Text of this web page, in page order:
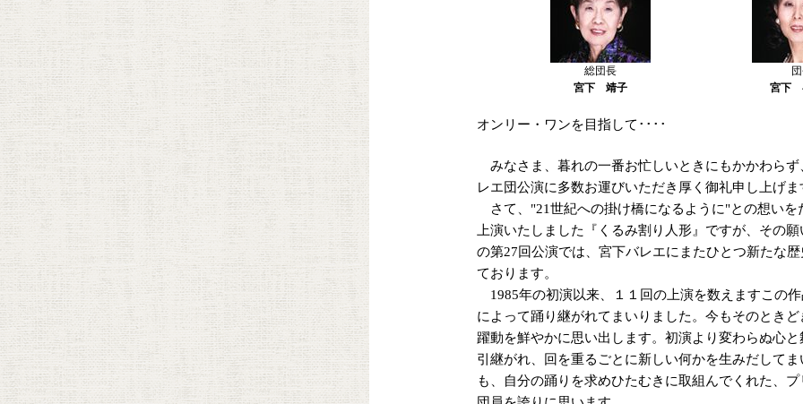
総団長
宮下 靖子
宮下
オンリー・ワンを目指して････
みなさま、暮れの一番お忙しいときにもかかわらず
レエ団公演に多数お運びいただき厚く御礼申し上げま
さて、"21世紀への掛け橋になるように"との想いを
上演いたしました『くるみ割り人形』ですが、その
の第27回公演では、宮下バレエにまたひとつ新たな
ております。
1985年の初演以来、１１回の上演を数えますこの
によって踊り継がれてまいりました。今もそのとき
躍動を鮮やかに思い出します。初演より変わらぬ心
引継がれ、回を重るごとに新しい何かを生みだして
も、自分の踊りを求めひたむきに取組んでくれた、